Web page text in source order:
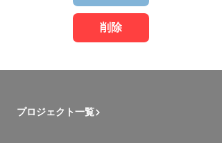
削除
プロジェクト一覧